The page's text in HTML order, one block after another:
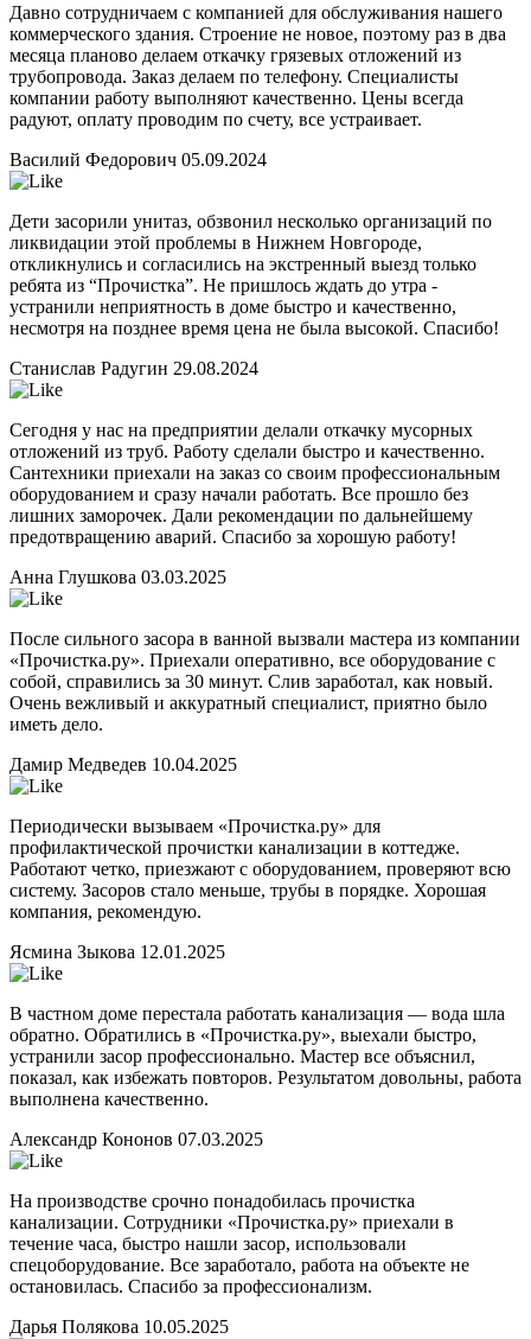
Давно сотрудничаем с компанией для обслуживания нашего
коммерческого здания. Строение не новое, поэтому раз в два
месяца планово делаем откачку грязевых отложений из
трубопровода. Заказ делаем по телефону. Специалисты
компании работу выполняют качественно. Цены всегда
радуют, оплату проводим по счету, все устраивает.
Василий Федорович 05.09.2024
Дети засорили унитаз, обзвонил несколько организаций по
ликвидации этой проблемы в Нижнем Новгороде,
откликнулись и согласились на экстренный выезд только
ребята из “Прочистка”. Не пришлось ждать до утра -
устранили неприятность в доме быстро и качественно,
несмотря на позднее время цена не была высокой. Спасибо!
Станислав Радугин 29.08.2024
Сегодня у нас на предприятии делали откачку мусорных
отложений из труб. Работу сделали быстро и качественно.
Сантехники приехали на заказ со своим профессиональным
оборудованием и сразу начали работать. Все прошло без
лишних заморочек. Дали рекомендации по дальнейшему
предотвращению аварий. Спасибо за хорошую работу!
Анна Глушкова 03.03.2025
После сильного засора в ванной вызвали мастера из компании
«Прочистка.ру». Приехали оперативно, все оборудование с
собой, справились за 30 минут. Слив заработал, как новый.
Очень вежливый и аккуратный специалист, приятно было
иметь дело.
Дамир Медведев 10.04.2025
Периодически вызываем «Прочистка.ру» для
профилактической прочистки канализации в коттедже.
Работают четко, приезжают с оборудованием, проверяют всю
систему. Засоров стало меньше, трубы в порядке. Хорошая
компания, рекомендую.
Ясмина Зыкова 12.01.2025
В частном доме перестала работать канализация — вода шла
обратно. Обратились в «Прочистка.ру», выехали быстро,
устранили засор профессионально. Мастер все объяснил,
показал, как избежать повторов. Результатом довольны, работа
выполнена качественно.
Александр Кононов 07.03.2025
На производстве срочно понадобилась прочистка
канализации. Сотрудники «Прочистка.ру» приехали в
течение часа, быстро нашли засор, использовали
спецоборудование. Все заработало, работа на объекте не
остановилась. Спасибо за профессионализм.
Дарья Полякова 10.05.2025